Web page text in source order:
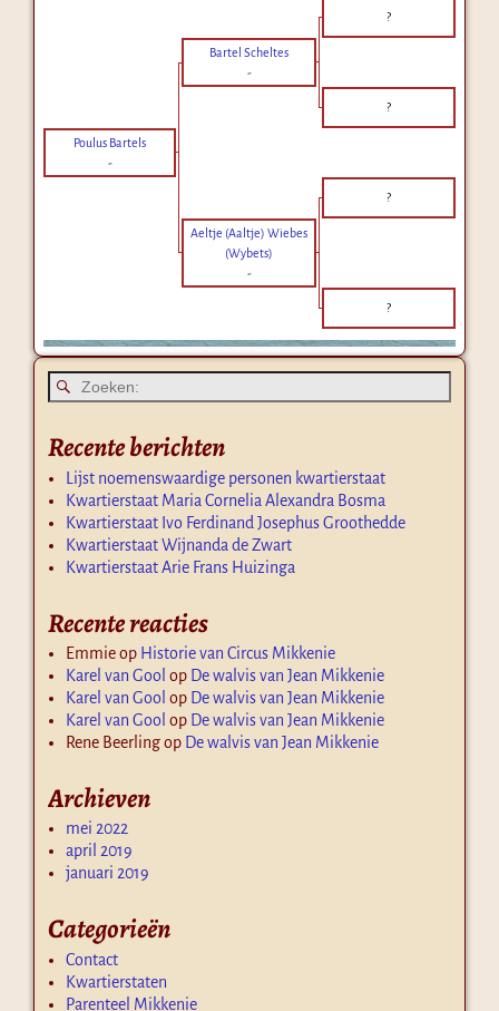
?
Bartel Scheltes
-
?
Poulus Bartels
-
?
Aeltje (Aaltje) Wiebes
(Wybets)
-
?
Recente berichten
Lijst noemenswaardige personen kwartierstaat
Kwartierstaat Maria Cornelia Alexandra Bosma
Kwartierstaat Ivo Ferdinand Josephus Groothedde
Kwartierstaat Wijnanda de Zwart
Kwartierstaat Arie Frans Huizinga
Recente reacties
Emmieop Historie van Circus Mikkenie
Karel van Gool op De walvis van Jean Mikkenie
Karel van Gool op De walvis van Jean Mikkenie
Karel van Gool op De walvis van Jean Mikkenie
Rene Beerlingop De walvis van Jean Mikkenie
Archieven
mei 2022
april 2019
januari 2019
Categorieën
Contact
Kwartierstaten
Parenteel Mikkenie